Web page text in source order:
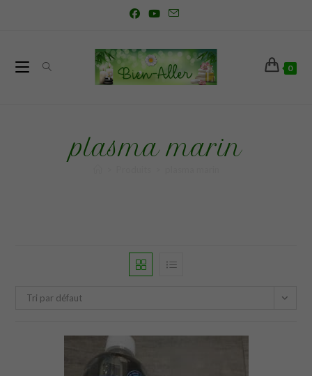
0
plasma marin
Tri par défaut